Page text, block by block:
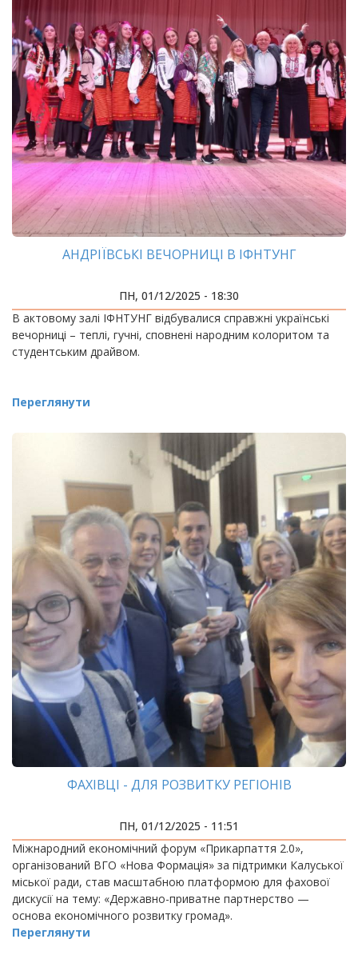
АНДРІЇВСЬКІ ВЕЧОРНИЦІ В ІФНТУНГ
ПН, 01/12/2025 - 18:30
В актовому залі ІФНТУНГ відбувалися справжні українські
вечорниці – теплі, гучні, сповнені народним колоритом та
студентським драйвом.
Переглянути
ФАХІВЦІ - ДЛЯ РОЗВИТКУ РЕГІОНІВ
ПН, 01/12/2025 - 11:51
Міжнародний економічний форум «Прикарпаття 2.0»,
організований ВГО «Нова Формація» за підтримки Калуської
міської ради, став масштабною платформою для фахової
дискусії на тему: «Державно-приватне партнерство —
основа економічного розвитку громад».
Переглянути